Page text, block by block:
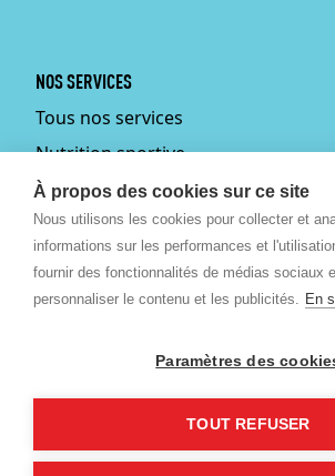
À propos des cookies sur ce site
Nous utilisons les cookies pour collecter et
informations sur les performances et
fournir des fonctionnalités de médias sociaux
personnaliser le contenu et les publicités. En
Paramètres des
TOUT REFUSER
NOS SERVICES
Tous nos services
Nutrition sportive
Personal training
Fitmums
Médecin du sport
Podologie
Massages bien-être et
sportif
©2026 Revitalize SPRL.Créé par